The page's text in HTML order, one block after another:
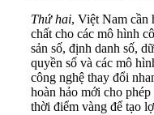
Thứ hai, Việt Nam cần
chất cho các mô hình
sản số, định danh số,
quyền số và các mô
công nghệ thay đổi
hoàn hảo mới cho
thời điểm vàng để tạo